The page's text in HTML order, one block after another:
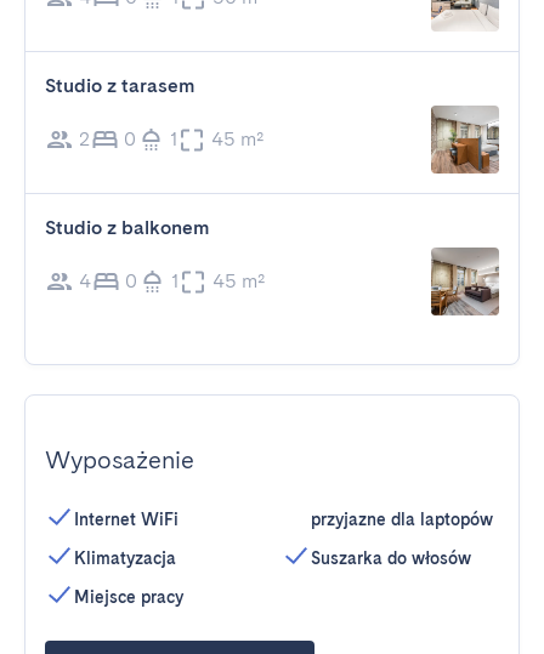
Studio z tarasem
2 0 1 45 m²
Studio z balkonem
4 0 1 45 m²
Wyposażenie
Internet WiFi
Klimatyzacja
Miejsce pracy
przyjazne dla laptopów
Suszarka do włosów